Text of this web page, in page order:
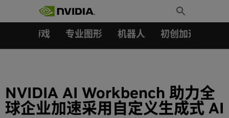
Toggle
Search
游戏 专业图形 机器人 初创加速会员成
NVIDIA AI Workbench 助力全
球企业加速采用自定义生成式 AI